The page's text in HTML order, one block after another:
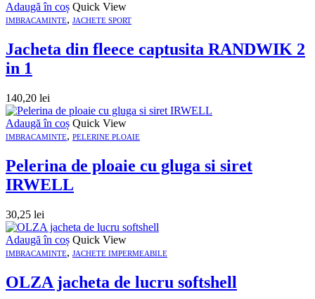
Adaugă în coș Quick View
IMBRACAMINTE, JACHETE SPORT
Jacheta din fleece captusita RANDWIK 2
in 1
140,20 lei
Adaugă în coș Quick View
IMBRACAMINTE, PELERINE PLOAIE
Pelerina de ploaie cu gluga si siret
IRWELL
30,25 lei
Adaugă în coș Quick View
IMBRACAMINTE, JACHETE IMPERMEABILE
OLZA jacheta de lucru softshell